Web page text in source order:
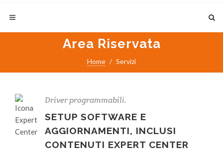
Area Riservata
Home Servizi
Driver programmabili.
SETUP SOFTWARE E
AGGIORNAMENTI, INCLUSI
CONTENUTI EXPERT CENTER